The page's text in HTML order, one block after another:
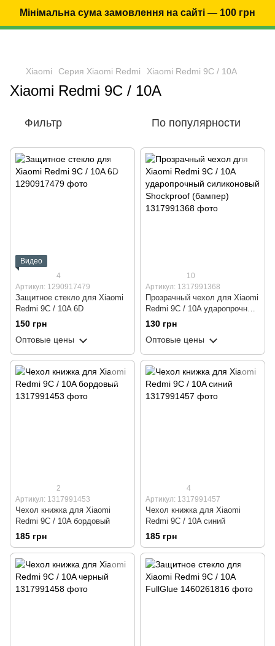
Мінімальна сума замовлення на сайті — 100 грн
Xiaomi Серия Xiaomi Redmi Xiaomi Redmi 9C / 10A
Xiaomi Redmi 9C / 10A
Фильтр По популярности
Видео
4
Артикул: 1290917479
Защитное стекло для Xiaomi
Redmi 9C / 10A 6D
150 грн
Оптовые цены
10
Артикул: 1317991368
Прозрачный чехол для Xiaomi
Redmi 9C / 10A ударопрочный
силиконовый Shockproof
(бампер)
130 грн
Оптовые цены
2
Артикул: 1317991453
Чехол книжка для Xiaomi
Redmi 9C / 10A бордовый
185 грн
4
Артикул: 1317991457
Чехол книжка для Xiaomi
Redmi 9C / 10A синий
185 грн